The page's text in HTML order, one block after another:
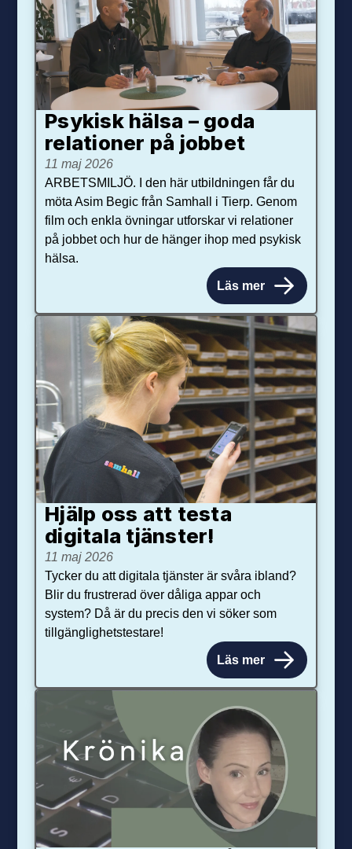
Psykisk hälsa – goda
relationer på jobbet
11 maj 2026
ARBETSMILJÖ. I den här utbildningen får du
möta Asim Begic från Samhall i Tierp. Genom
film och enkla övningar utforskar vi relationer
på jobbet och hur de hänger ihop med psykisk
hälsa.
Läs mer
Hjälp oss att testa
digitala tjänster!
11 maj 2026
Tycker du att digitala tjänster är svåra ibland?
Blir du frustrerad över dåliga appar och
system? Då är du precis den vi söker som
tillgänglighetstestare!
Läs mer